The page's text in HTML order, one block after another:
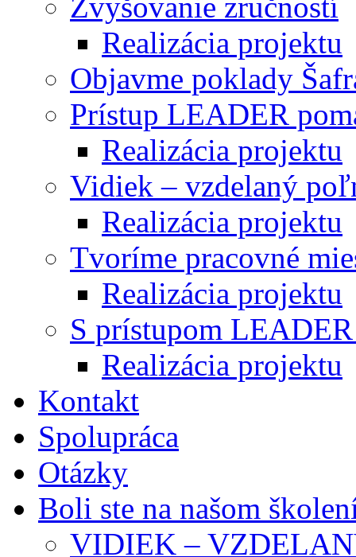
Realizácia projektu
Objavme poklady
Prístup LEADER
Realizácia projektu
Vidiek – vzdelaný
Realizácia projektu
Tvoríme pracovné
Realizácia projektu
S prístupom
Realizácia projektu
Kontakt
Spolupráca
Otázky
Boli ste na našom
VIDIEK –